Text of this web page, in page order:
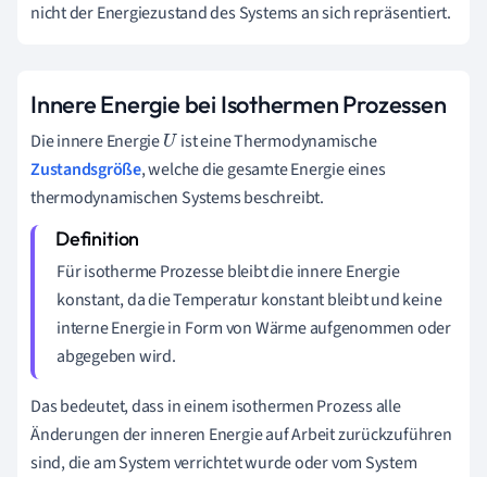
nicht der Energiezustand des Systems an sich repräsentiert.
Innere Energie bei Isothermen Prozessen
Die innere EnergieU ist eine Thermodynamische
Zustandsgröße, welche die gesamte Energie eines
thermodynamischen Systems beschreibt.
Für isotherme Prozesse bleibt die innere Energie
konstant, da die Temperatur konstant bleibt und keine
interne Energie in Form von Wärme aufgenommen oder
abgegeben wird.
Das bedeutet, dass in einem isothermen Prozess alle
Änderungen der inneren Energie auf Arbeit zurückzuführen
sind, die am System verrichtet wurde oder vom System